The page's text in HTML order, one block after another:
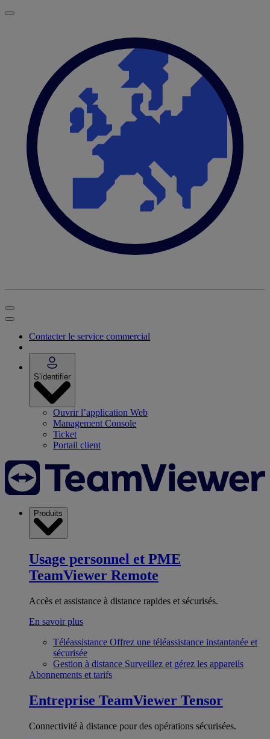
Contacter le service commercial
S’identifier
Ouvrir l’application Web
Management Console
Ticket
Portail client
Produits
Usage personnel et PME
TeamViewer Remote
Accès et assistance à distance rapides et sécurisés.
En savoir plus
Téléassistance Offrez une téléassistance instantanée et
sécurisée
Gestion à distance Surveillez et gérez les appareils
Abonnements et tarifs
Entreprise TeamViewer Tensor
Connectivité à distance pour des opérations sécurisées.